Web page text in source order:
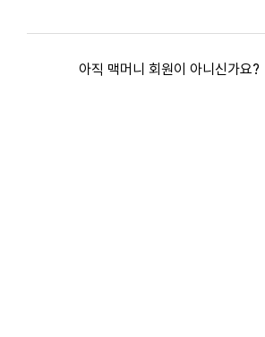
아직 맥머니 회원이 아니신가요?